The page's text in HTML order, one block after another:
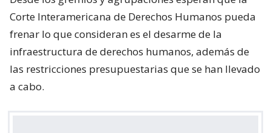
Corte Interamericana de Derechos Humanos pueda
frenar lo que consideran es el desarme de la
infraestructura de derechos humanos, además de
las restricciones presupuestarias que se han llevado
a cabo.